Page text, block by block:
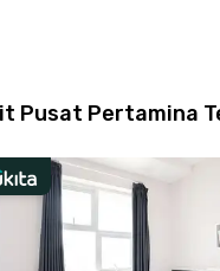
Pusat Pertamina